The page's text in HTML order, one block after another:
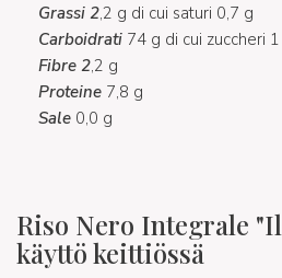
Grassi 2,2 g di cui saturi 0,7 g
Carboidrati 74 g di cui zuccheri
Fibre 2,2 g
Proteine 7,8 g
Sale 0,0 g
Riso Nero Integrale
käyttö keittiössä